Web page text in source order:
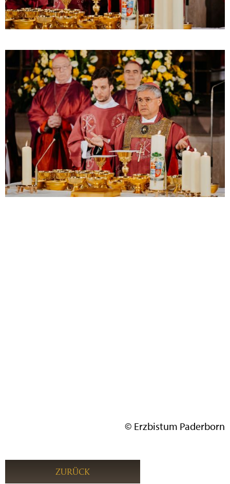
© Erzbistum Paderborn
ZURÜCK